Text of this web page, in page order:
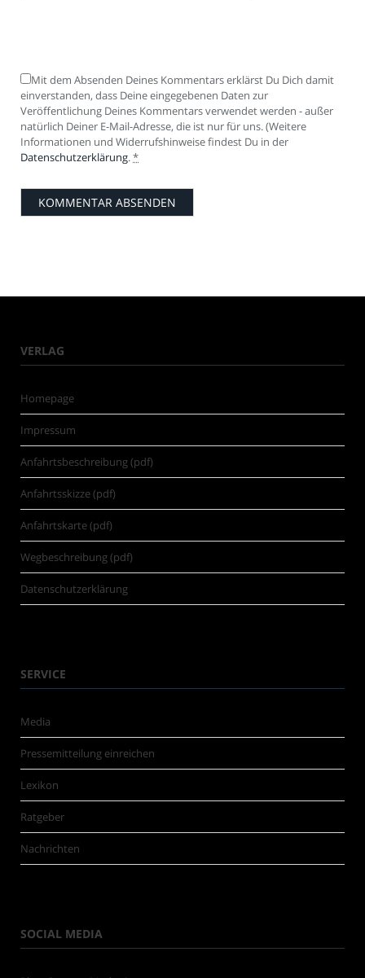
Mit dem Absenden Deines Kommentars erklärst Du Dich damit
einverstanden, dass Deine eingegebenen Daten zur
Veröffentlichung Deines Kommentars verwendet werden - außer
natürlich Deiner E-Mail-Adresse, die ist nur für uns. (Weitere
Informationen und Widerrufshinweise findest Du in der
Datenschutzerklärung.*
VERLAG
Homepage
Impressum
Anfahrtsbeschreibung (pdf)
Anfahrtsskizze (pdf)
Anfahrtskarte (pdf)
Wegbeschreibung (pdf)
Datenschutzerklärung
SERVICE
Media
Pressemitteilung einreichen
Lexikon
Ratgeber
Nachrichten
SOCIAL MEDIA